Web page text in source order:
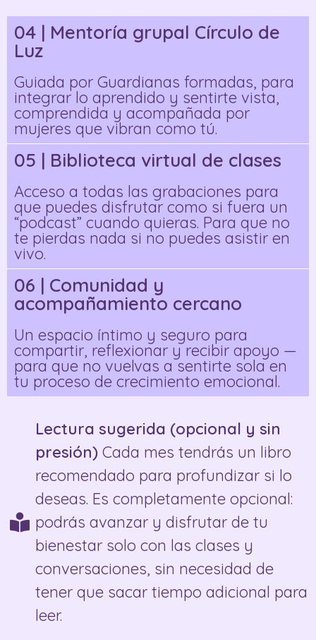
04 | Mentoría grupal Círculo de
Luz
Guiada por Guardianas formadas, para
integrar lo aprendido y sentirte vista,
comprendida y acompañada por
mujeres que vibran como tú.
05 | Biblioteca virtual de clases
Acceso a todas las grabaciones para
que puedes disfrutar como si fuera un
“podcast” cuando quieras. Para que no
te pierdas nada si no puedes asistir en
vivo.
06 | Comunidad y
acompañamiento cercano
Un espacio íntimo y seguro para
compartir, reflexionar y recibir apoyo —
para que no vuelvas a sentirte sola en
tu proceso de crecimiento emocional.
Lectura sugerida (opcional y sin
presión) Cada mes tendrás un libro
recomendado para profundizar si lo
deseas. Es completamente opcional:
podrás avanzar y disfrutar de tu
bienestar solo con las clases y
conversaciones, sin necesidad de
tener que sacar tiempo adicional para
leer.